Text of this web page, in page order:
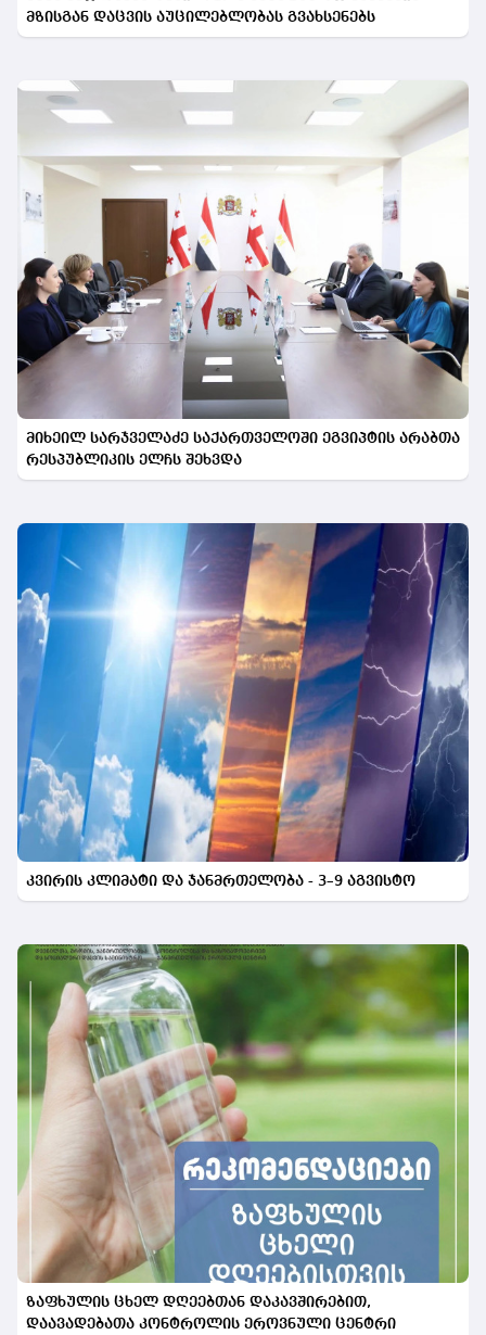
მზისგან დაცვის აუცილებლობას გვახსენებს
მიხეილ სარჯველაძე საქართველოში ეგვიპტის არაბთა
რესპუბლიკის ელჩს შეხვდა
კვირის კლიმატი და ჯანმრთელობა - 3–9 აგვისტო
ზაფხულის ცხელ დღეებთან დაკავშირებით,
დაავადებათა კონტროლის ეროვნული ცენტრი